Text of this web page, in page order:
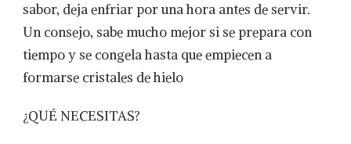
sabor, deja enfriar por una hora antes de servir.
Un consejo, sabe mucho mejor si se prepara con
tiempo y se congela hasta que empiecen a
formarse cristales de hielo
¿QUÉ NECESITAS?